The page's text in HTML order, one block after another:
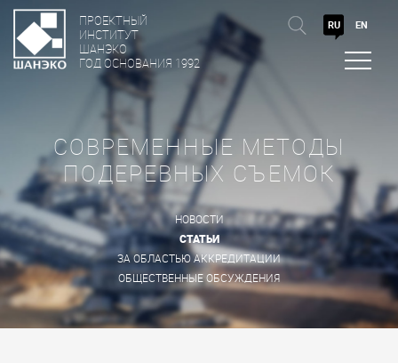
ПРОЕКТНЫЙ
ИНСТИТУТ
ШАНЭКО
ГОД ОСНОВАНИЯ 1992
RU EN
СОВРЕМЕННЫЕ МЕТОДЫ
ПОДЕРЕВНЫХ СЪЕМОК
НОВОСТИ
СТАТЬИ
ЗА ОБЛАСТЬЮ АККРЕДИТАЦИИ
ОБЩЕСТВЕННЫЕ ОБСУЖДЕНИЯ